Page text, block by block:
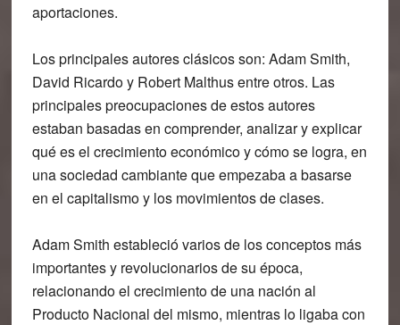
aportaciones.
Los principales autores clásicos son: Adam Smith,
David Ricardo y Robert Malthus entre otros. Las
principales preocupaciones de estos autores
estaban basadas en comprender, analizar y explicar
qué es el crecimiento económico y cómo se logra, en
una sociedad cambiante que empezaba a basarse
en el capitalismo y los movimientos de clases.
Adam Smith estableció varios de los conceptos más
importantes y revolucionarios de su época,
relacionando el crecimiento de una nación al
Producto Nacional del mismo, mientras lo ligaba con